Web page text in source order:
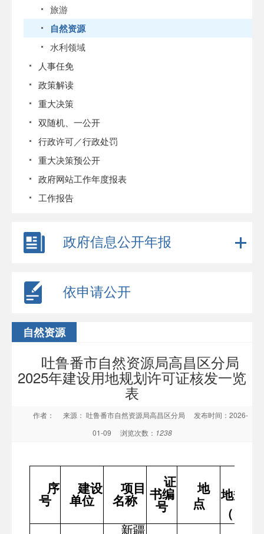
旅游
自然资源
水利领域
人事任免
政策解读
重大决策
双随机、一公开
行政许可／行政处罚
重大决策预公开
政府网站工作年度报表
工作报告
政府信息公开年报
依申请公开
自然资源
吐鲁番市自然资源局高昌区分局
2025年建设用地规划许可证核发一览
表
作者： 来源： 吐鲁番市自然资源局高昌区分局
发布时间：2026-
01-09
浏览次数： 1238
序
号
建设
单位
项目
名称
证
书编
号
地
点
地规模
（
新疆